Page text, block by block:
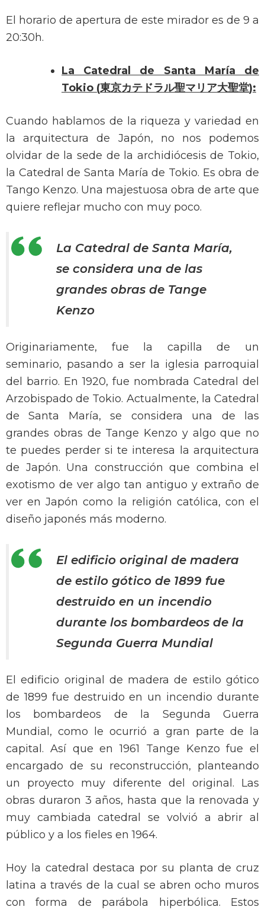
El horario de apertura de este mirador es de 9 a
20:30h.
La Catedral de Santa María de
Tokio (東京カテドラル聖マリア大聖堂):
Cuando hablamos de la riqueza y variedad en
la arquitectura de Japón, no nos podemos
olvidar de la sede de la archidiócesis de Tokio,
la Catedral de Santa María de Tokio. Es obra de
Tango Kenzo. Una majestuosa obra de arte que
quiere reflejar mucho con muy poco.
La Catedral de Santa María,
se considera una de las
grandes obras de Tange
Kenzo
Originariamente, fue la capilla de un
seminario, pasando a ser la iglesia parroquial
del barrio. En 1920, fue nombrada Catedral del
Arzobispado de Tokio. Actualmente, la Catedral
de Santa María, se considera una de las
grandes obras de Tange Kenzo y algo que no
te puedes perder si te interesa la arquitectura
de Japón. Una construcción que combina el
exotismo de ver algo tan antiguo y extraño de
ver en Japón como la religión católica, con el
diseño japonés más moderno.
El edificio original de madera
de estilo gótico de 1899 fue
destruido en un incendio
durante los bombardeos de la
Segunda Guerra Mundial
El edificio original de madera de estilo gótico
de 1899 fue destruido en un incendio durante
los bombardeos de la Segunda Guerra
Mundial, como le ocurrió a gran parte de la
capital. Así que en 1961 Tange Kenzo fue el
encargado de su reconstrucción, planteando
un proyecto muy diferente del original. Las
obras duraron 3 años, hasta que la renovada y
muy cambiada catedral se volvió a abrir al
público y a los fieles en 1964.
Hoy la catedral destaca por su planta de cruz
latina a través de la cual se abren ocho muros
con forma de parábola hiperbólica. Estos